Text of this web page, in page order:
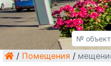
/ Помещения /